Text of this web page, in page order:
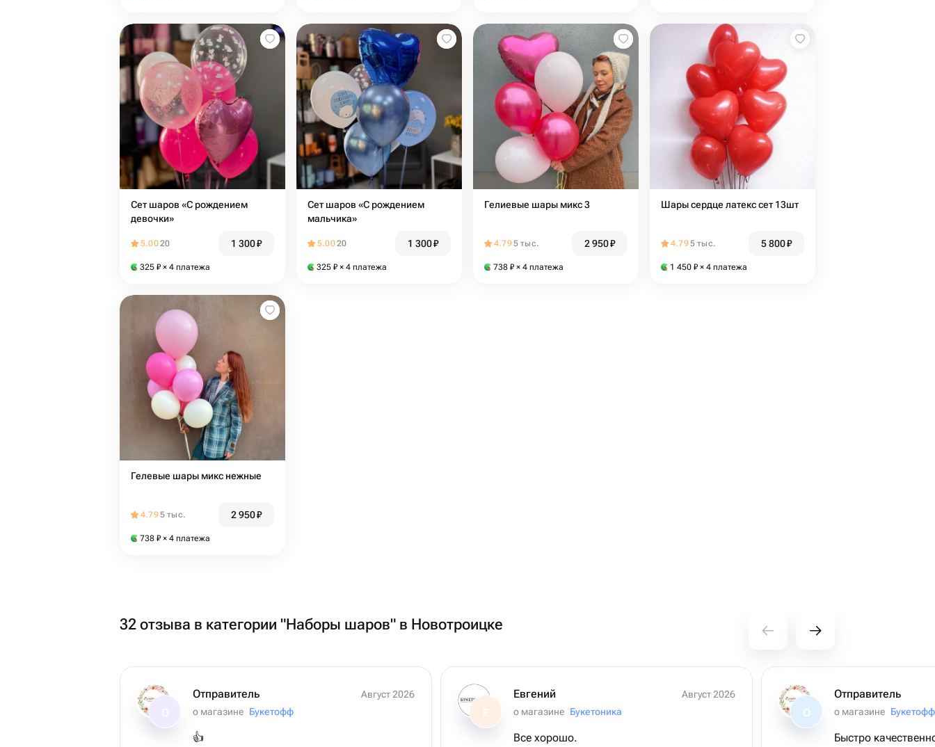
Сет шаров «С рождением
девочки»
5.0020 1 300₽
325 ₽ × 4 платежа
Сет шаров «С рождением
мальчика»
5.0020 1 300₽
325 ₽ × 4 платежа
Гелиевые шары микс 3
4.795 тыс. 2 950₽
738 ₽ × 4 платежа
Шары сердце латекс сет 13шт
4.795 тыс. 5 800₽
1 450 ₽ × 4 платежа
Гелевые шары микс нежные
4.795 тыс. 2 950₽
738 ₽ × 4 платежа
32 отзыва в категории "Наборы шаров" в Новотроицке
Отправитель
Август 2026
о магазине Букетофф
👍
Е
Евгений
Август 2026
о магазине Букетоника
Все хорошо.
О
Отправитель
о магазине Букетофф
Быстро